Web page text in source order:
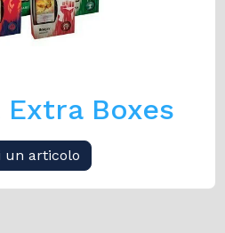
Extra Boxes
un articolo